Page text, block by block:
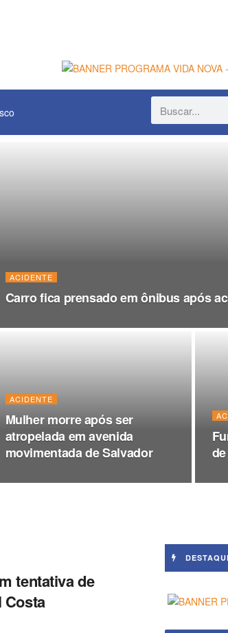
ACIDENTE
Carro fica prensado em ônibus após
ACIDENTE
Mulher morre após ser
atropelada em avenida
movimentada de Salvador
tentativa de
Costa